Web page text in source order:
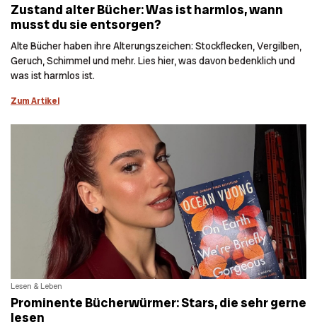
Zustand alter Bücher: Was ist harmlos, wann
musst du sie entsorgen?
Alte Bücher haben ihre Alterungszeichen: Stockflecken, Vergilben,
Geruch, Schimmel und mehr. Lies hier, was davon bedenklich und
was ist harmlos ist.
Zum Artikel
Lesen & Leben
Prominente Bücherwürmer: Stars, die sehr gerne
lesen